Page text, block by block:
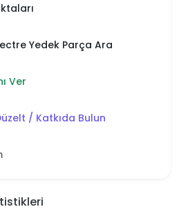
Yedek Parça Ara
Ver
/ Katkıda Bulun